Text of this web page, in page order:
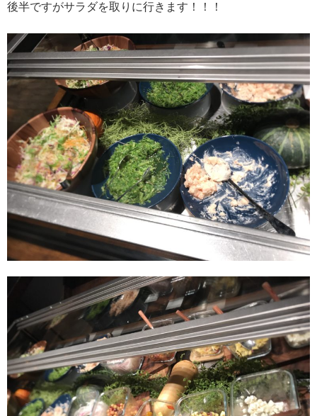
後半ですがサラダを取りに行きます！！！